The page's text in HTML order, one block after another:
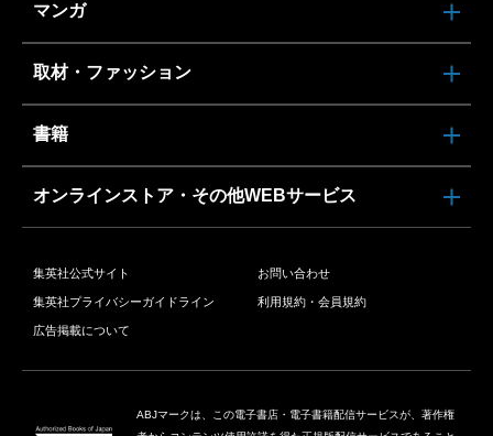
マンガ
取材・ファッション
書籍
オンラインストア・その他WEBサービス
集英社公式サイト お問い合わせ
集英社プライバシーガイドライン 利用規約・会員規約
広告掲載について
ABJマークは、この電子書店・電子書籍配信サービスが、著作権